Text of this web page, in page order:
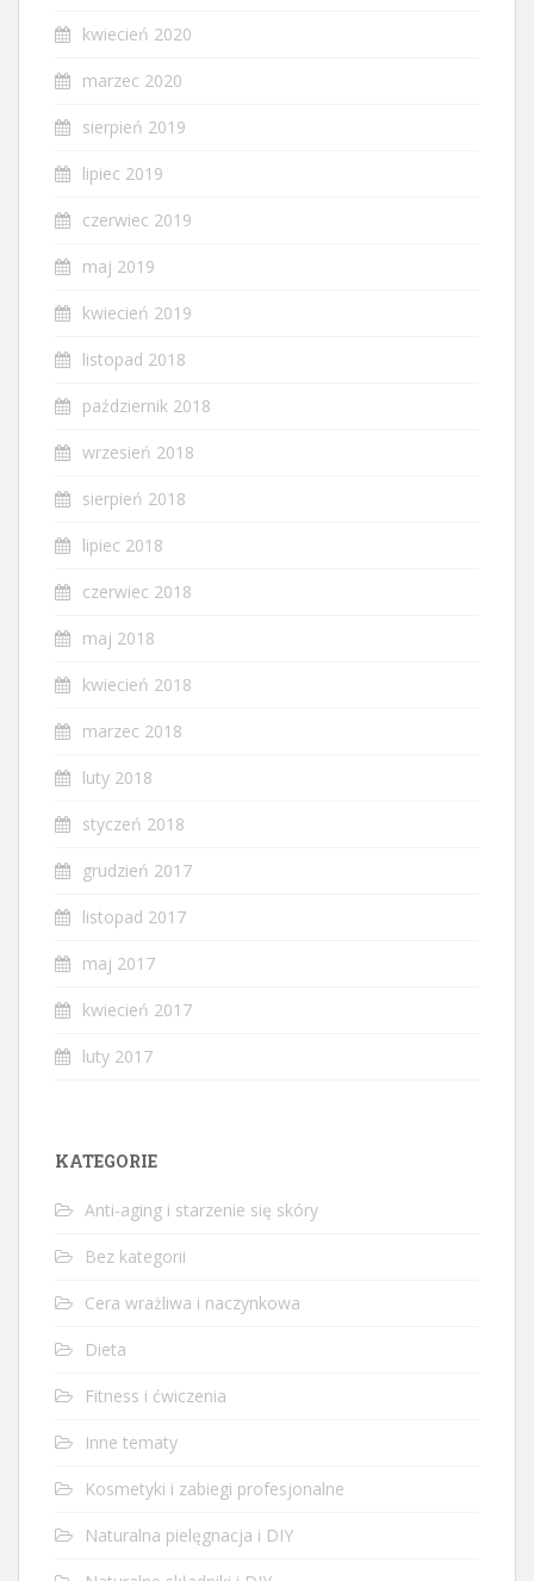
kwiecień 2020
marzec 2020
sierpień 2019
lipiec 2019
czerwiec 2019
maj 2019
kwiecień 2019
listopad 2018
październik 2018
wrzesień 2018
sierpień 2018
lipiec 2018
czerwiec 2018
maj 2018
kwiecień 2018
marzec 2018
luty 2018
styczeń 2018
grudzień 2017
listopad 2017
maj 2017
kwiecień 2017
luty 2017
KATEGORIE
Anti-aging i starzenie się skóry
Bez kategorii
Cera wrażliwa i naczynkowa
Dieta
Fitness i ćwiczenia
Inne tematy
Kosmetyki i zabiegi profesjonalne
Naturalna pielęgnacja i DIY